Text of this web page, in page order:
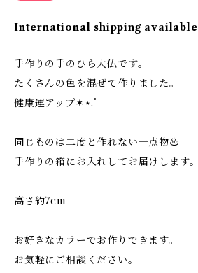
International shipping available
手作りの手のひら大仏です。
たくさんの色を混ぜて作りました。
健康運アップ✶⋆.˚
同じものは二度と作れない一点物♨
手作りの箱にお入れしてお届けします。
高さ約7cm
お好きなカラーでお作りできます。
お気軽にご相談ください。